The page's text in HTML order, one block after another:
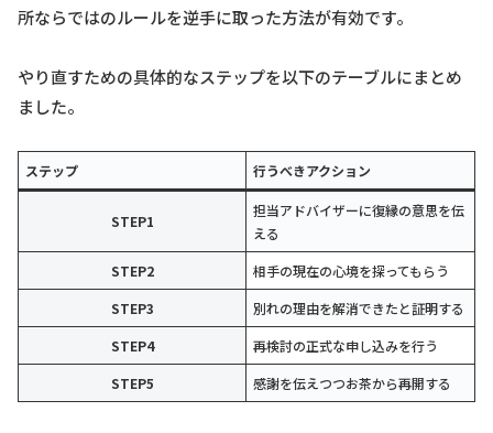
所ならではのルールを逆手に取った方法が有効です。
やり直すための具体的なステップを以下のテーブルにまとめ
ました。
ステップ 行うべきアクション
STEP1
担当アドバイザーに復縁の意思を伝
える
STEP2
相手の現在の心境を探ってもらう
STEP3
別れの理由を解消できたと証明する
STEP4
再検討の正式な申し込みを行う
STEP5
感謝を伝えつつお茶から再開する